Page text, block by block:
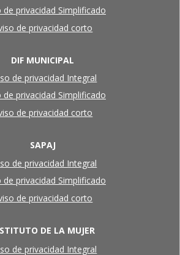
de privacidad Simplificado
de privacidad corto
DIF MUNICIPAL
de privacidad Integral
de privacidad Simplificado
de privacidad corto
SAPAJ
de privacidad Integral
de privacidad Simplificado
de privacidad corto
DE LA MUJER
de privacidad Integral